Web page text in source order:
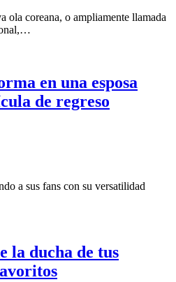
ola coreana, o ampliamente llamada
en una esposa
de regreso
a sus fans con su versatilidad
la ducha de tus